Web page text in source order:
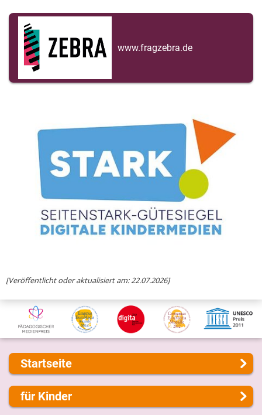
[Veröffentlicht oder aktualisiert am: 22.07.2026]
www.fragzebra.de
Startseite
Über uns
Presse
für Kinder